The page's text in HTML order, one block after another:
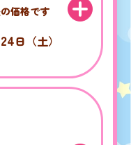
価格です
24日（土）